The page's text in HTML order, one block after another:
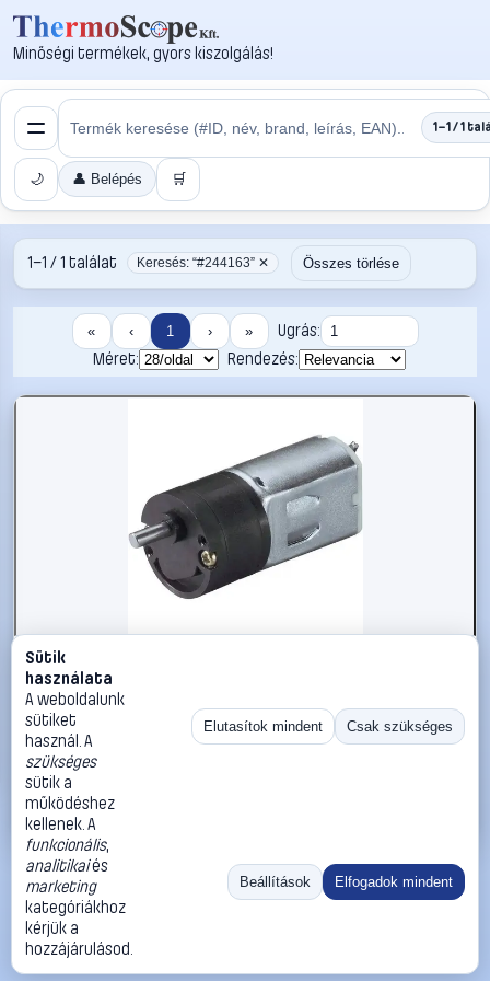
Minőségi termékek, gyors kiszolgálás!
1–1 / 1
🌙 👤 Belépés 🛒
1–1 / 1 találat Keresés: “#244163” ✕ Összes törlése
« ‹ 1 › »
Ugrás:
Méret:
Rendezés:
#244163
Igarashi 20GN152025-330-GC 50:1 Meghajtó motor 12 V
50:1
Igarashi Hajtómű motorok modellépítéshez
11 990 Ft
Kosárba
«
Ugrás:
Méret:
Rendezés:
©2026
ThermoScope
ÁSZF
Cégbemutató
Sütik
használata
A weboldalunk
sütiket
használ. A
szükséges
sütik a
működéshez
kellenek. A
funkcionális,
analitikaiés
marketing
kategóriákhoz
kérjük a
hozzájárulásod.
Elutasítok mindent Csak szükséges
Beállítások Elfogadok mindent